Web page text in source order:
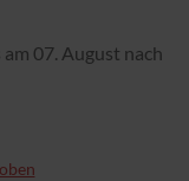
07. August nach